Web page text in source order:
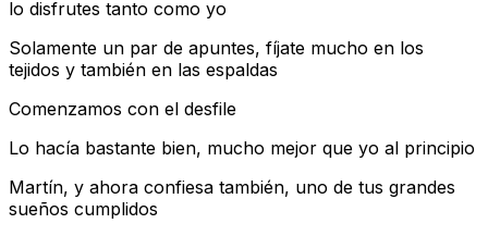
lo disfrutes tanto como yo
Solamente un par de apuntes, fíjate mucho en los
tejidos y también en las espaldas
Comenzamos con el desfile
Lo hacía bastante bien, mucho mejor que yo al principio
Martín, y ahora confiesa también, uno de tus grandes
sueños cumplidos